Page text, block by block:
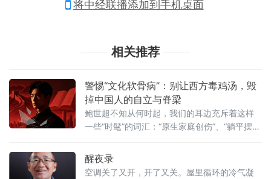
将中经联播添加到手机桌面
相关推荐
警惕“文化软骨病”：别让西方毒鸡汤，毁
掉中国人的自立与脊梁
鲍世超不知从何时起，我们的耳边充斥着这样
一些“时髦”的词汇：“原生家庭创伤”、“躺平摆
理学、现代文明的先进成果，大举入侵我们的
舆论场。
醒夜录
空调关了又开，开了又关。屋里循环的冷气凝